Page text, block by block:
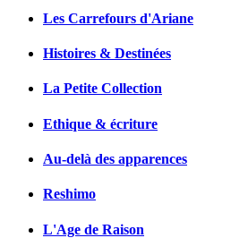
Les Carrefours d'Ariane
Histoires & Destinées
La Petite Collection
Ethique & écriture
Au-delà des apparences
Reshimo
L'Age de Raison